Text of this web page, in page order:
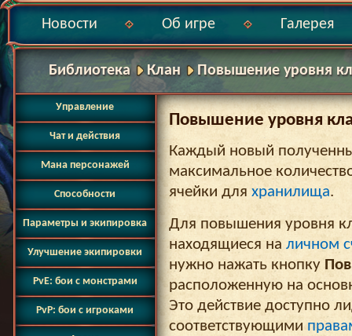
Новости Об игре Галерея
Библиотека Клан Повышение уровня
Управление
Чат и действия
Мана персонажей
Способности
Параметры и экипировка
Улучшение экипировки
PvE: бои с монстрами
PvP: бои с игроками
Повышение уровня
Каждый новый
максимальное
ячейки для хранилища.
Для повышения уровня
находящиеся на личном
нужно нажать кнопку
расположенную на
Это действие доступно
соответствующими